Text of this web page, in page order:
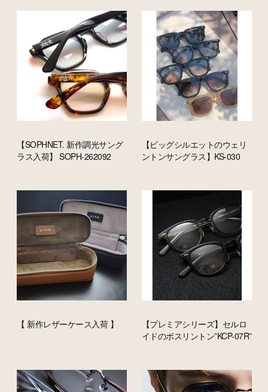
【SOPHNET. 新作調光サング
ラス入荷】 SOPH-262092
【ビッグシルエットのウェリ
ントンサングラス】KS-030
【 新作レザーケース入荷 】
【プレミアシリーズ】セルロ
イドのボスリントン”KCP-07R”